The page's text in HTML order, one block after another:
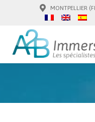
MONTPELLIER